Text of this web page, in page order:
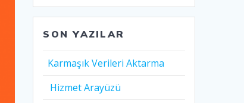
SON YAZILAR
Karmaşık Verileri Aktarma
Hizmet Arayüzü